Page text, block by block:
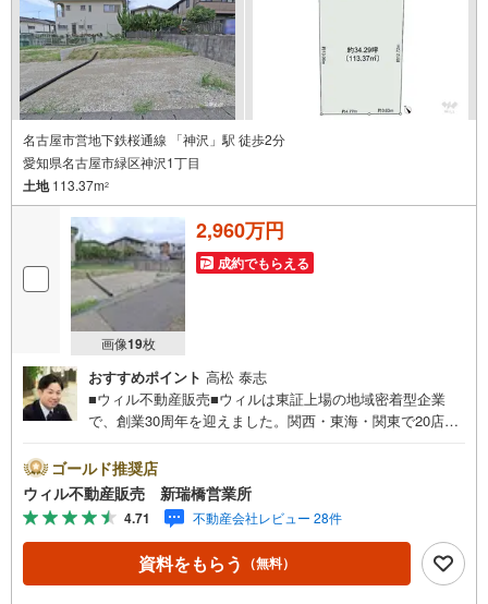
名古屋市営地下鉄桜通線 「神沢」駅 徒歩2分
愛知県名古屋市緑区神沢1丁目
土地113.37m2
画像19枚
2,960万円
成約でもらえる
おすすめポイント 高松 泰志
■ウィル不動産販売■ウィルは東証上場の地域密着型企業
で、創業30周年を迎えました。関西・東海・関東で20店舗
です。新瑞橋駅から徒歩1分の店舗には、キッズスペースや
おむつ替えスペースを完備しており、お子様連れのお客様
も安心してご利用いただけます。●平日のお住まい探しの方
へ●弊社では平日にご内覧や契約を希望されるお客様のため
に、「平日会員制度」という割引プランをご用意していま
す。●お仕事で忙しい方へ●午前10時から午後7時まで、毎
ゴールド推奨店
ウィル不動産販売 新瑞橋営業所
4.71 不動産会社レビュー 28件
資料をもらう （無料）